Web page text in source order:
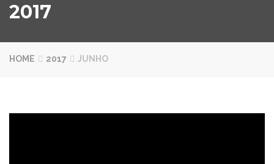
2017
HOME 2017 JUNHO